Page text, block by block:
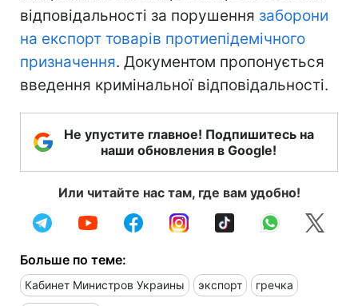
відповідальності за порушення заборони
на експорт товарів протиепідемічного
призначення. Документом пропонується
введення кримінальної відповідальності.
Не упустите главное! Подпишитесь на
наши обновления в Google!
Или читайте нас там, где вам удобно!
Больше по теме:
Кабинет Министров Украины экспорт гречка